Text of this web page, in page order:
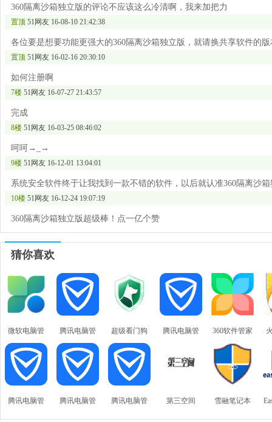
360隔离沙箱独立版的评论不应该这么冷清啊，我来加把力
置顶 51网友 16-08-10 21:42:38
各位要是想要功能更强大的360隔离沙箱独立版，就请换共享软件的版
置顶 51网友 16-02-16 20:30:10
如何注册啊
7楼 51网友 16-07-27 21:43:57
完成
8楼 51网友 16-03-25 08:46:02
呵呵→_→
9楼 51网友 16-12-01 13:04:01
系统安全软件终于让我找到一款不错的软件，以后就认准360隔离沙
10楼 51网友 16-12-24 19:07:19
360隔离沙箱独立版超级棒！点一亿个赞
猜你喜欢
微软电脑管 腾讯电脑管 超级看门狗 腾讯电脑管 360软件管家
腾讯电脑管 腾讯电脑管 腾讯电脑管 第三空间 雪融笔记本